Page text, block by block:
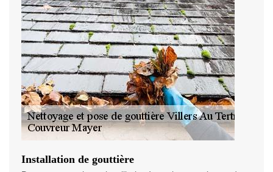
Installation de gouttière